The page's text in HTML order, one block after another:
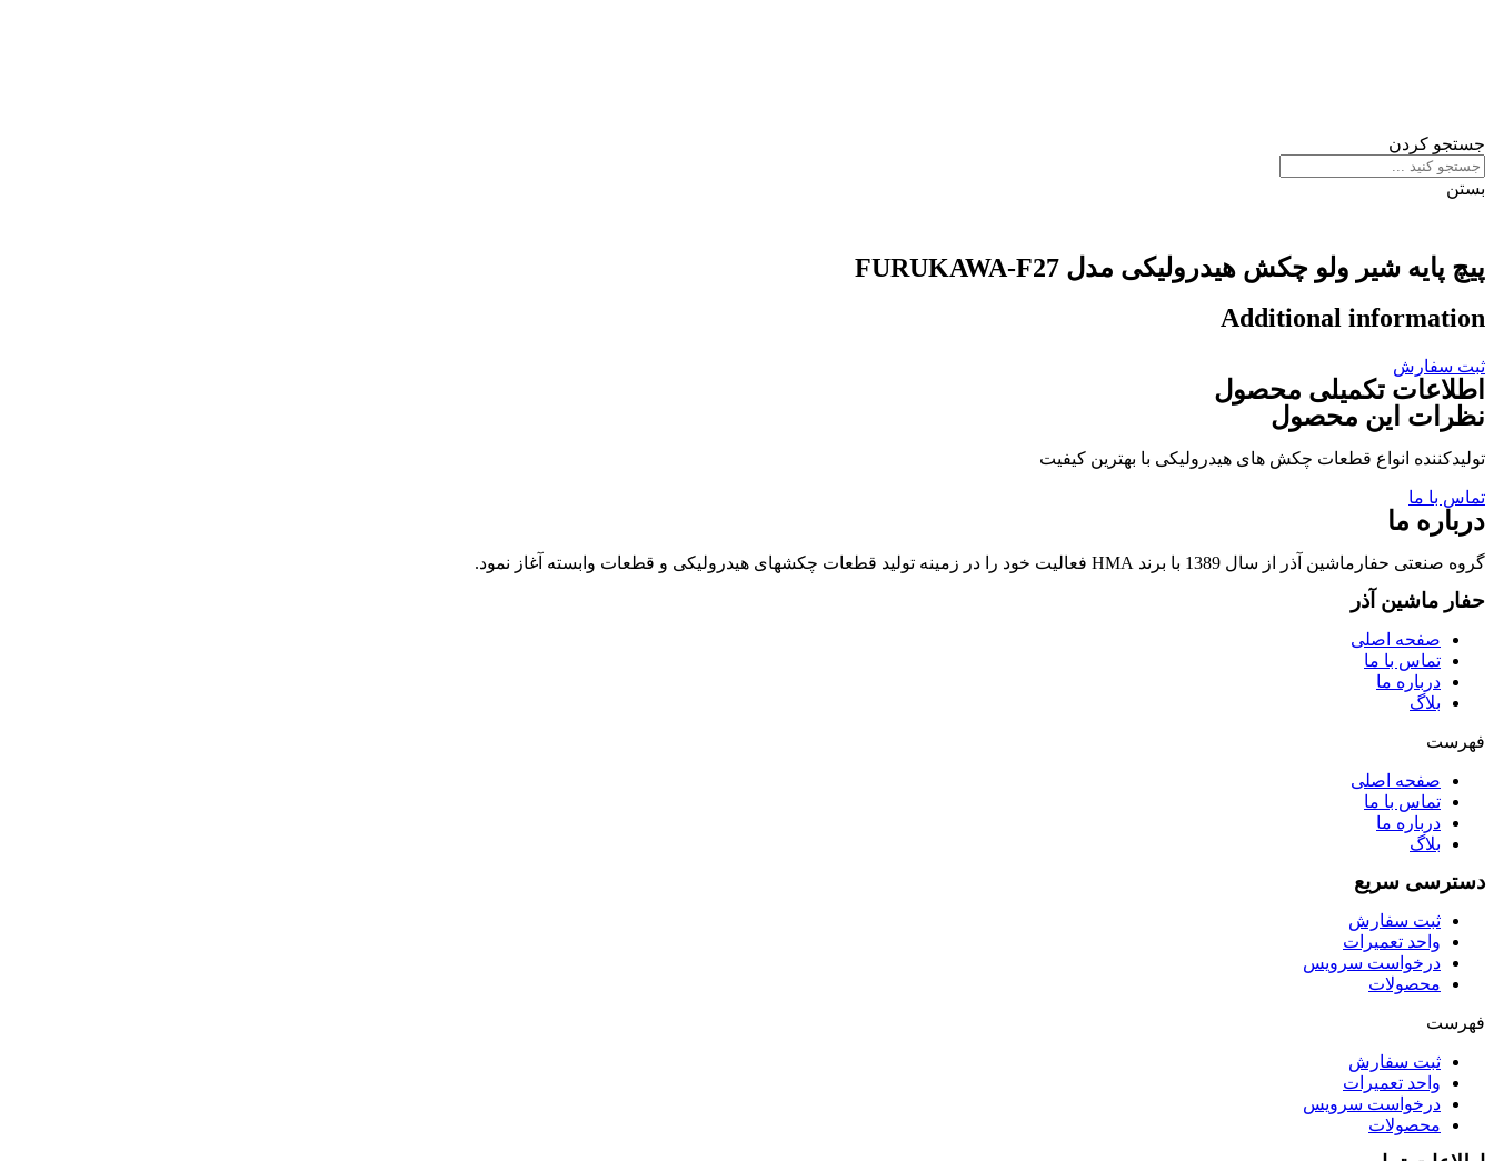
جستجو کردن
بستن
پیچ پایه شیر ولو چکش هیدرولیکی مدل FURUKAWA-F27
Additional information
ثبت سفارش
اطلاعات تکمیلی محصول
نظرات این محصول
تولیدکننده انواع قطعات چکش های هیدرولیکی با بهترین کیفیت
تماس با ما
درباره ما
گروه صنعتی حفارماشین آذر از سال 1389 با برند HMA فعالیت خود را در زمینه تولید قطعات چکشهای هیدرولیکی و قطعات وابسته آغاز نمود.
حفار ماشین آذر
صفحه اصلی
تماس با ما
درباره ما
بلاگ
فهرست
صفحه اصلی
تماس با ما
درباره ما
بلاگ
دسترسی سریع
ثبت سفارش
واحد تعمیرات
درخواست سرویس
محصولات
فهرست
ثبت سفارش
واحد تعمیرات
درخواست سرویس
محصولات